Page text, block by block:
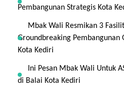
Pembangunan Strategis Kota
Mbak Wali Resmikan 3
Groundbreaking Pembangunan
Kota Kediri
Ini Pesan Mbak Wali Untuk
di Balai Kota Kediri